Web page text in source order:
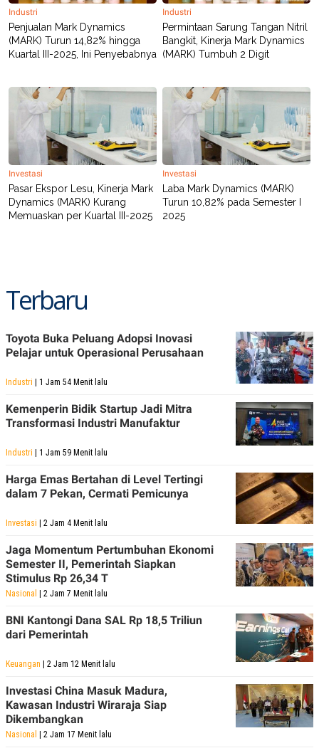
Industri
Penjualan Mark Dynamics
(MARK) Turun 14,82% hingga
Kuartal III-2025, Ini Penyebabnya
Industri
Permintaan Sarung Tangan Nitril
Bangkit, Kinerja Mark Dynamics
(MARK) Tumbuh 2 Digit
Investasi
Pasar Ekspor Lesu, Kinerja Mark
Dynamics (MARK) Kurang
Memuaskan per Kuartal III-2025
Investasi
Laba Mark Dynamics (MARK)
Turun 10,82% pada Semester I
2025
Terbaru
Toyota Buka Peluang Adopsi Inovasi
Pelajar untuk Operasional Perusahaan
Industri | 1 Jam 54 Menit lalu
Kemenperin Bidik Startup Jadi Mitra
Transformasi Industri Manufaktur
Industri | 1 Jam 59 Menit lalu
Harga Emas Bertahan di Level Tertingi
dalam 7 Pekan, Cermati Pemicunya
Investasi | 2 Jam 4 Menit lalu
Jaga Momentum Pertumbuhan Ekonomi
Semester II, Pemerintah Siapkan
Stimulus Rp 26,34 T
Nasional | 2 Jam 7 Menit lalu
BNI Kantongi Dana SAL Rp 18,5 Triliun
dari Pemerintah
Keuangan | 2 Jam 12 Menit lalu
Investasi China Masuk Madura,
Kawasan Industri Wiraraja Siap
Dikembangkan
Nasional | 2 Jam 17 Menit lalu